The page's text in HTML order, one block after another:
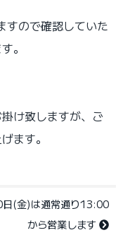
すので確認していた
。
け致しますが、ご
ます。
(金)は通常通り13:00
から営業します